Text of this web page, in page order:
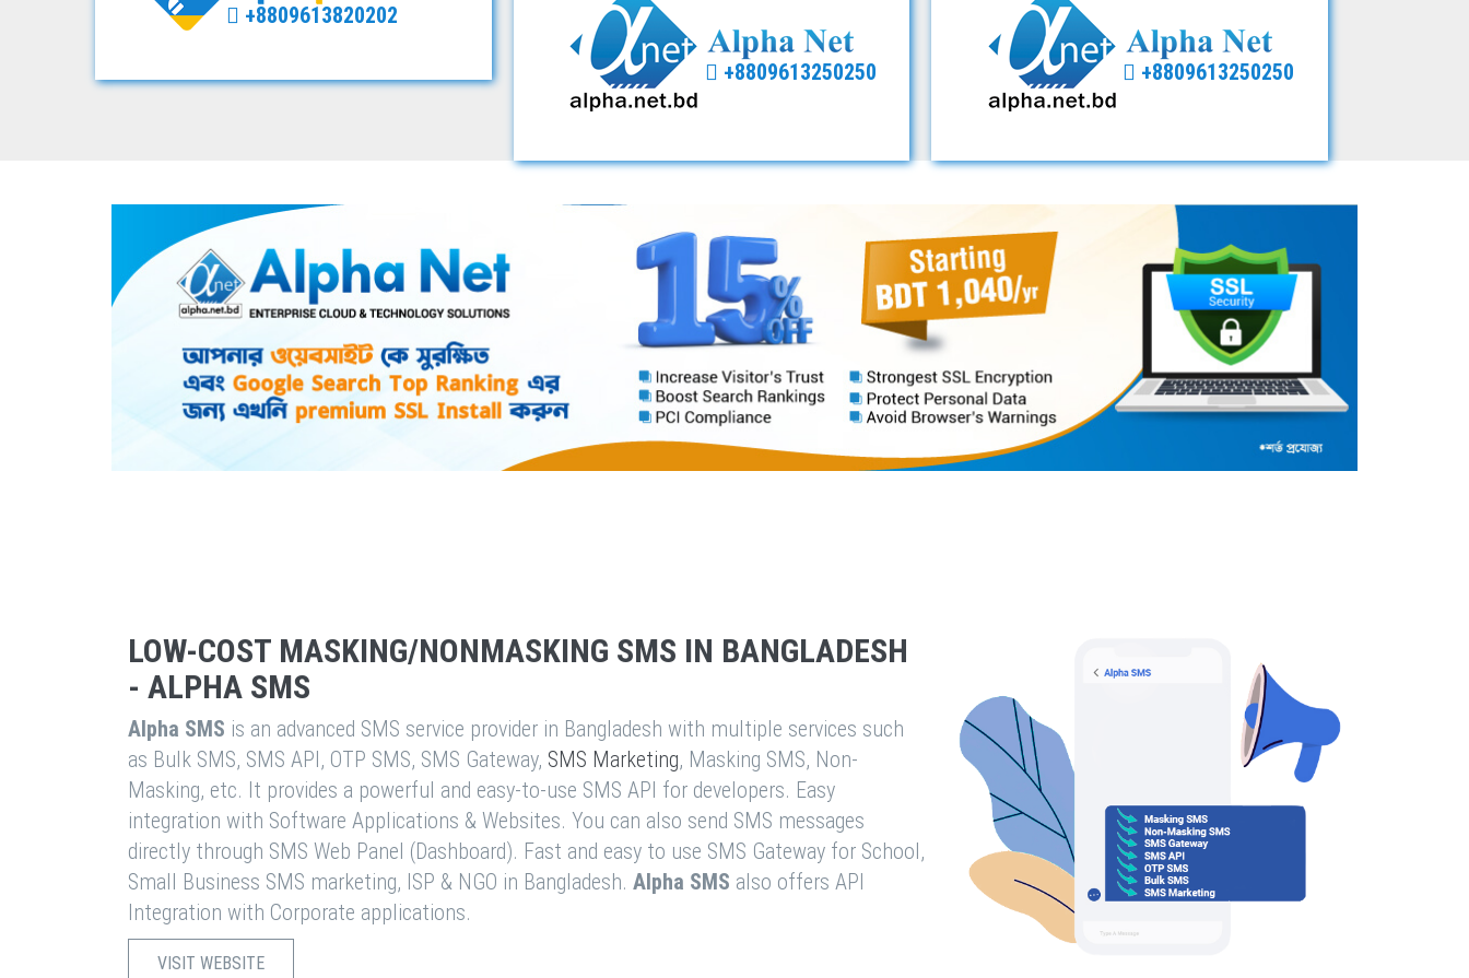
+8809613820202
+8809613250250 +8809613250250
LOW-COST MASKING/NONMASKING SMS IN BANGLADESH
- ALPHA SMS
Alpha SMS is an advanced SMS service provider in Bangladesh with multiple services such
as Bulk SMS, SMS API, OTP SMS, SMS Gateway, SMS Marketing, Masking SMS, Non-
Masking, etc. It provides a powerful and easy-to-use SMS API for developers. Easy
integration with Software Applications & Websites. You can also send SMS messages
directly through SMS Web Panel (Dashboard). Fast and easy to use SMS Gateway for School,
Small Business SMS marketing, ISP & NGO in Bangladesh. Alpha SMS also offers API
Integration with Corporate applications.
VISIT WEBSITE